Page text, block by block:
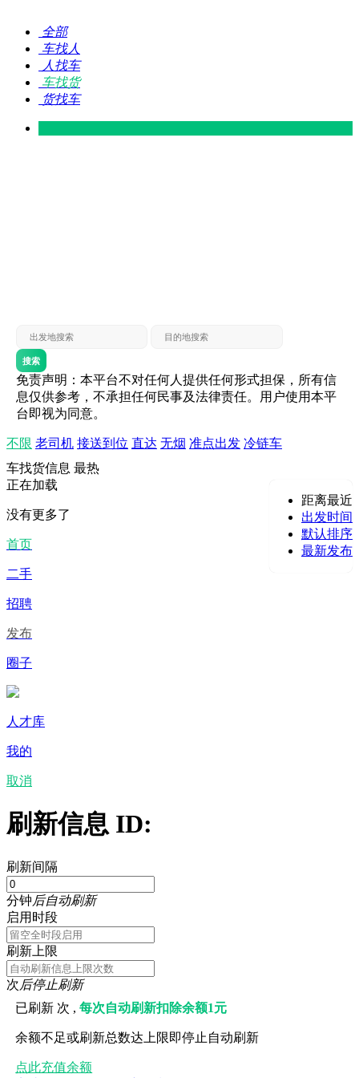
全部
车找人
人找车
车找货
货找车
搜索
免责声明：本平台不对任何人提供任何形式担保，所有信
息仅供参考，不承担任何民事及法律责任。用户使用本平
台即视为同意。
不限 老司机 接送到位 直达 无烟 准点出发 冷链车
车找货信息 最热
距离最近
出发时间
默认排序
最新发布
正在加载
没有更多了
首页
二手
招聘
发布
圈子
人才库
我的
取消
刷新信息 ID:
刷新间隔
分钟后自动刷新
启用时段
刷新上限
次后停止刷新
已刷新 次 ,每次自动刷新扣除余额1元
余额不足或刷新总数达上限即停止自动刷新
点此充值余额